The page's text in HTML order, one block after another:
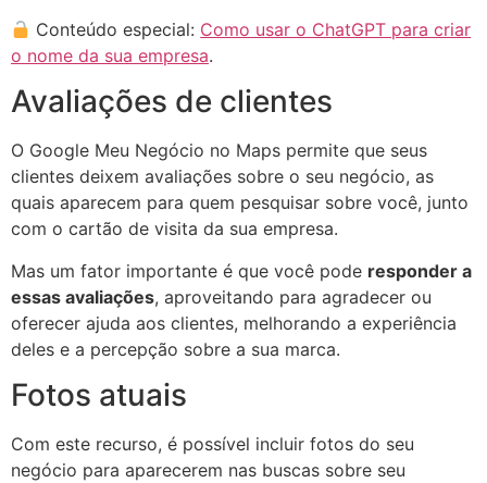
Conteúdo especial: Como usar o ChatGPT para criar
o nome da sua empresa.
Avaliações de clientes
O Google Meu Negócio no Maps permite que seus
clientes deixem avaliações sobre o seu negócio, as
quais aparecem para quem pesquisar sobre você, junto
com o cartão de visita da sua empresa.
Mas um fator importante é que você pode responder a
essas avaliações, aproveitando para agradecer ou
oferecer ajuda aos clientes, melhorando a experiência
deles e a percepção sobre a sua marca.
Fotos atuais
Com este recurso, é possível incluir fotos do seu
negócio para aparecerem nas buscas sobre seu